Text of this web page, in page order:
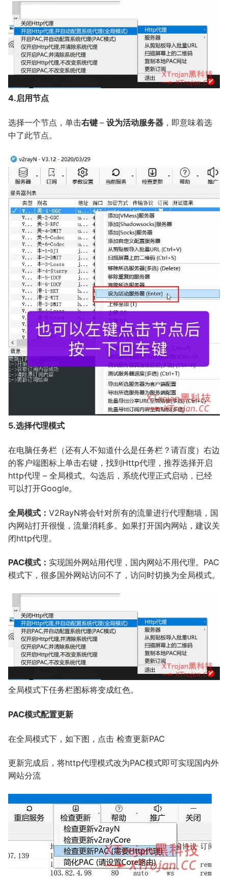
4.启用节点
选择一个节点，单击右键 – 设为活动服务器 ，即意味着选
中了此节点。
5.选择代理模式
在电脑任务栏（还有人不知道什么是任务栏？请百度）右边
的客户端图标上单击右键，找到Http代理，推荐选择开启
http代理 – 全局模式。勾选后，系统代理正式启动，已经
可以打开Google。
全局模式： V2RayN将会针对所有的流量进行代理翻墙，国
内网站打开很慢，流量消耗多。如果打开国内网站，建议关
闭http代理。
PAC模式： 实现国外网站用代理，国内网站不用代理。PAC
模式下，很多国外网站访问不了，访问时切换为全局模式。
全局模式下任务栏图标将变成红色。
PAC模式配置更新
在全局模式下，如下图，点击 检查更新PAC
更新完成后，将http代理模式改为PAC模式即可实现国内外
网站分流